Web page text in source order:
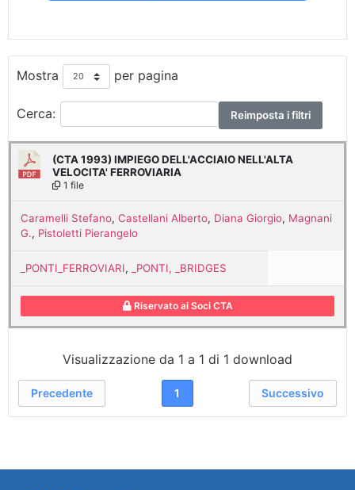
Mostra per pagina
Cerca: Reimposta i filtri
(CTA 1993) IMPIEGO DELL'ACCIAIO NELL'ALTA
VELOCITA' FERROVIARIA
1 file
Caramelli Stefano, Castellani Alberto, Diana Giorgio, Magnani
G., Pistoletti Pierangelo
_PONTI_FERROVIARI, _PONTI, _BRIDGES
Riservato ai Soci CTA
Visualizzazione da 1 a 1 di 1 download
Precedente 1 Successivo